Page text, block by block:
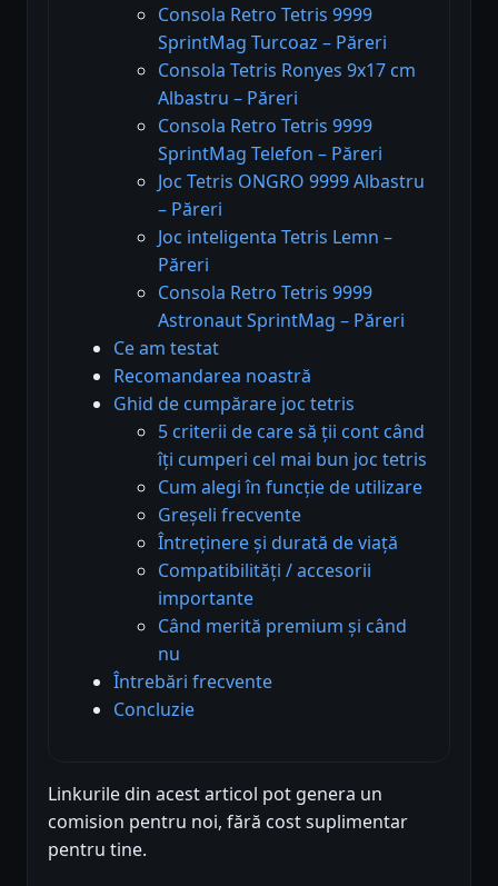
Consola Retro Tetris 9999
SprintMag Turcoaz – Păreri
Consola Tetris Ronyes 9x17 cm
Albastru – Păreri
Consola Retro Tetris 9999
SprintMag Telefon – Păreri
Joc Tetris ONGRO 9999 Albastru
– Păreri
Joc inteligenta Tetris Lemn –
Păreri
Consola Retro Tetris 9999
Astronaut SprintMag – Păreri
Ce am testat
Recomandarea noastră
Ghid de cumpărare joc tetris
5 criterii de care să ții cont când
îți cumperi cel mai bun joc tetris
Cum alegi în funcție de utilizare
Greșeli frecvente
Întreținere și durată de viață
Compatibilități / accesorii
importante
Când merită premium și când
nu
Întrebări frecvente
Concluzie
Linkurile din acest articol pot genera un
comision pentru noi, fără cost suplimentar
pentru tine.